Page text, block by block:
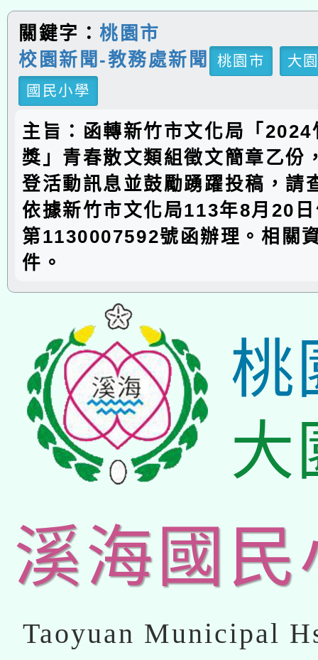
關鍵字：桃園市
校園新聞-教務處新聞
桃園市
大
國民小學
主旨：函轉新竹市文化局「2024
獎」青春散文類組徵文簡章乙份
登活動訊息並鼓勵踴躍投稿，請
依據新竹市文化局113年8月20
第1130007592號函辦理。相關
件。
桃
大
溪海國民
Taoyuan Municipal